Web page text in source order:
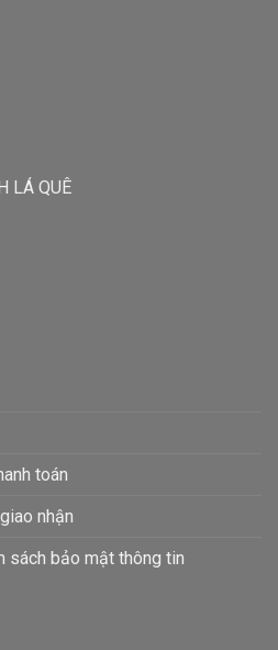
LÁ QUÊ
toán
nhận
sách bảo mật thông tin